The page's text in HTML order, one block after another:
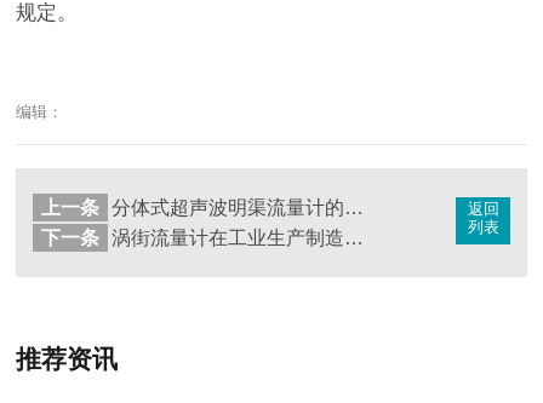
规定。
编辑：
返回
列表
上一条
分体式超声波明渠流量计的应用和优势
下一条
涡街流量计在工业生产制造中的作用由哪些
推荐资讯